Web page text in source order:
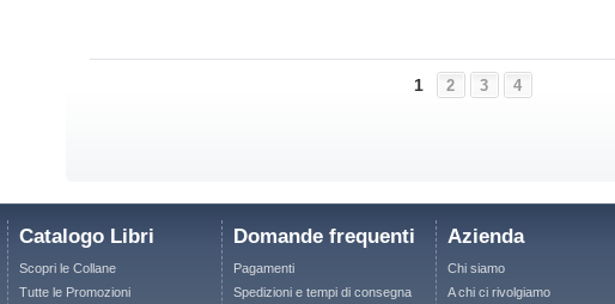
1 2 3 4
Catalogo Libri
Scopri le Collane
Tutte le Promozioni
Domande frequenti
Pagamenti
Spedizioni e tempi di consegna
Azienda
Chi siamo
A chi ci rivolgiamo